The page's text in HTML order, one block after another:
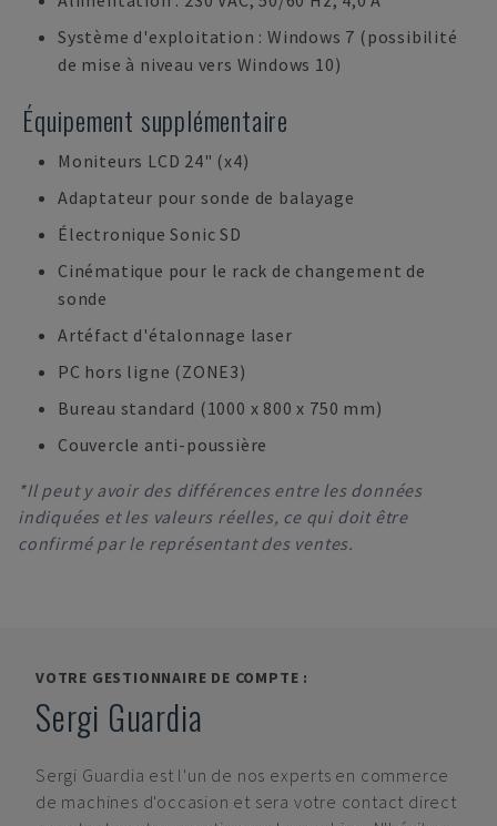
Système d'exploitation : Windows 7 (possibilité
de mise à niveau vers Windows 10)
Équipement supplémentaire
Moniteurs LCD 24" (x4)
Adaptateur pour sonde de balayage
Électronique Sonic SD
Cinématique pour le rack de changement de
sonde
Artéfact d'étalonnage laser
PC hors ligne (ZONE3)
Bureau standard (1000 x 800 x 750 mm)
Couvercle anti-poussière
*Il peut y avoir des différences entre les données
indiquées et les valeurs réelles, ce qui doit être
confirmé par le représentant des ventes.
VOTRE GESTIONNAIRE DE COMPTE :
Sergi Guardia
Sergi Guardia est l'un de nos experts en commerce
de machines d'occasion et sera votre contact direct